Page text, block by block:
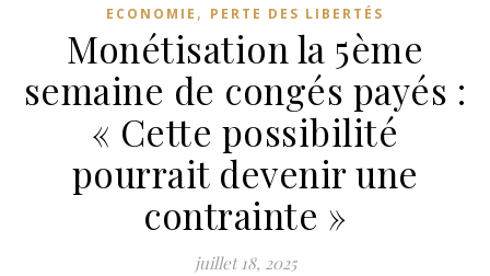
ECONOMIE , PERTE DES LIBERTÉS
Monétisation la 5ème
semaine de congés payés :
« Cette possibilité
pourrait devenir une
contrainte »
juillet 18, 2025